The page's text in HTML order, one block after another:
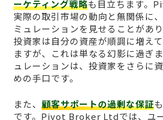
ーケティング戦略も目立ちます。
実際の取引市場の動向と無関係に
ミュレーションを見せることがあ
投資家は自分の資産が順調に増え
ますが、これは単なる幻影に過ぎ
ュレーションは、投資家をさらに
めの手口です。
また、 顧客サポートの過剰な保証
です。Pivot Broker Ltdでは、ユ